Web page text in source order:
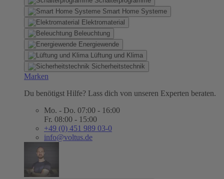
Smart Home Systeme
Elektromaterial
Beleuchtung
Energiewende
Lüftung und Klima
Sicherheitstechnik
Marken
Du benötigst Hilfe? Lass dich von unseren Experten beraten.
Mo. - Do. 07:00 - 16:00
Fr. 08:00 - 15:00
+49 (0) 451 989 03-0
info@voltus.de